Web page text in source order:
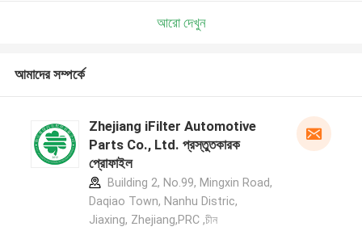
আরো দেখুন
আমাদের সম্পর্কে
Zhejiang iFilter Automotive
Parts Co., Ltd. প্রস্তুতকারক
প্রোফাইল
Building 2, No.99, Mingxin Road,
Daqiao Town, Nanhu Distric,
Jiaxing, Zhejiang,PRC ,চীন